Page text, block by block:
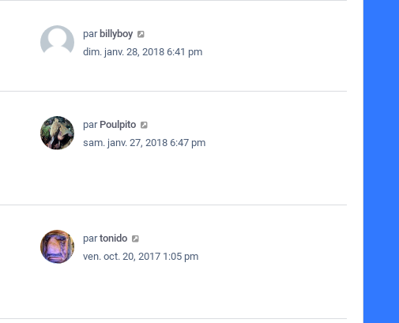
par billyboy
dim. janv. 28, 2018 6:41 pm
par Poulpito
sam. janv. 27, 2018 6:47 pm
partonido
ven. oct. 20, 2017 1:05 pm